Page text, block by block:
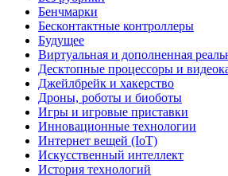
Бенчмарки
Бесконтактные контроллеры
Будущее
Виртуальная и дополненная
Десктопные процессоры и
Джейлбрейк и хакерство
Дроны, роботы и биоботы
Игры и игровые приставки
Инновационные технологии
Интернет вещей (IoT)
Искусственный интеллект
История технологий